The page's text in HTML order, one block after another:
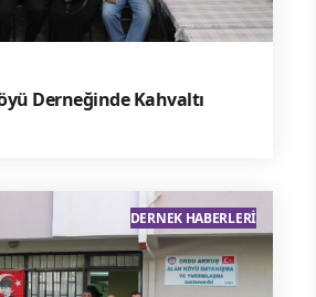
Derneğinde Kahvaltı
DERNEK HABERLERI